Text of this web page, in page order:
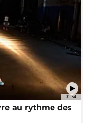
01:54
au rythme des